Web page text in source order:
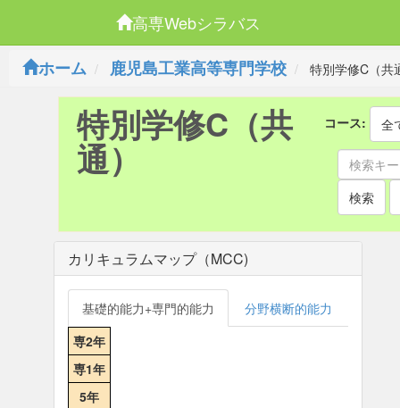
高専Webシラバス
ホーム
鹿児島工業高等専門学校 特別学修C（共
特別学修C（共
通）
コース: 全
検索
カリキュラムマップ（MCC)
基礎的能力+専門的能力
分野横断的能力
専2年
専1年
5年